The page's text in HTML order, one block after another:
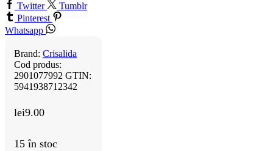
Twitter
Tumblr
Pinterest
Whatsapp
Brand: Crisalida
Cod produs:
2901077992 GTIN:
5941938712342
lei9.00
15 în stoc